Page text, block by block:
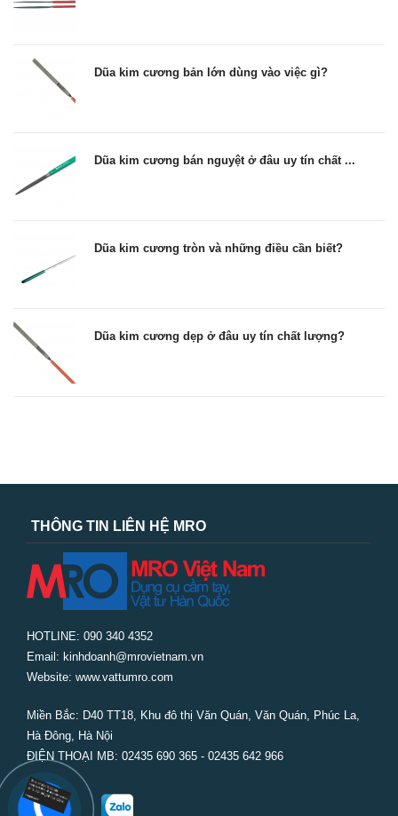
Dũa kim cương bản lớn dùng vào việc gì?
Dũa kim cương bán nguyệt ở đâu uy tín chất ...
Dũa kim cương tròn và những điều cần biết?
Dũa kim cương dẹp ở đâu uy tín chất lượng?
THÔNG TIN LIÊN HỆ MRO
HOTLINE: 090 340 4352
Email: kinhdoanh@mrovietnam.vn
Website: www.vattumro.com
Miền Bắc: D40 TT18, Khu đô thị Văn Quán, Văn Quán, Phúc La,
Hà Đông, Hà Nội
ĐIỆN THOẠI MB: 02435 690 365 - 02435 642 966